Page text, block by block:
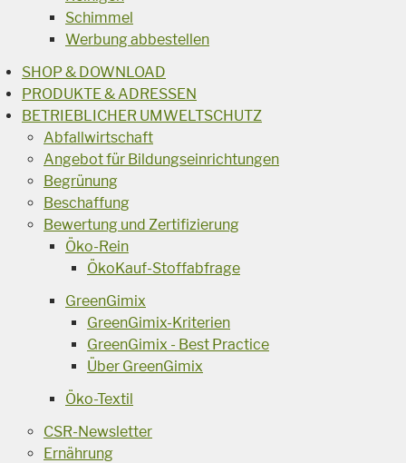
Schimmel
Werbung abbestellen
SHOP & DOWNLOAD
PRODUKTE & ADRESSEN
BETRIEBLICHER UMWELTSCHUTZ
Abfallwirtschaft
Angebot für Bildungseinrichtungen
Begrünung
Beschaffung
Bewertung und Zertifizierung
Öko-Rein
ÖkoKauf-Stoffabfrage
GreenGimix
GreenGimix-Kriterien
GreenGimix - Best Practice
Über GreenGimix
Öko-Textil
CSR-Newsletter
Ernährung